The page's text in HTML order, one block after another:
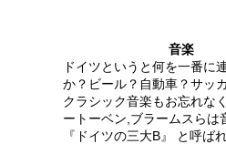
音楽
ドイツというと何を一番に
か？ビール？自動車？サッ
クラシック音楽もお忘れな
ートーベン ブラームスらは
『ドイツの三大B』 と呼ば